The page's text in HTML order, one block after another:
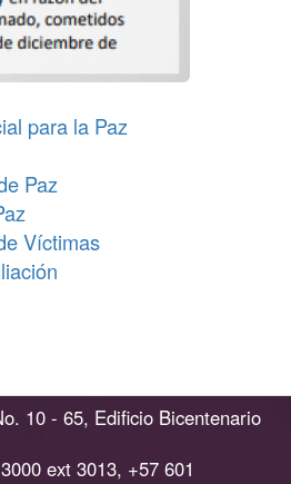
para la Paz
Paz
Víctimas
10 - 65, Edificio Bicentenario
ext 3013, +57 601